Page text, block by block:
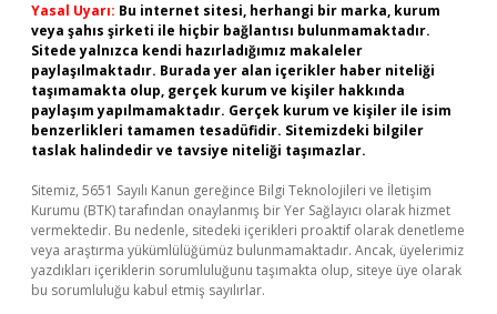
Yasal Uyarı: Bu internet sitesi, herhangi bir marka, kurum
veya şahıs şirketi ile hiçbir bağlantısı bulunmamaktadır.
Sitede yalnızca kendi hazırladığımız makaleler
paylaşılmaktadır. Burada yer alan içerikler haber niteliği
taşımamakta olup, gerçek kurum ve kişiler hakkında
paylaşım yapılmamaktadır. Gerçek kurum ve kişiler ile isim
benzerlikleri tamamen tesadüfidir. Sitemizdeki bilgiler
taslak halindedir ve tavsiye niteliği taşımazlar.
Sitemiz, 5651 Sayılı Kanun gereğince Bilgi Teknolojileri ve İletişim
Kurumu (BTK) tarafından onaylanmış bir Yer Sağlayıcı olarak hizmet
vermektedir. Bu nedenle, sitedeki içerikleri proaktif olarak denetleme
veya araştırma yükümlülüğümüz bulunmamaktadır. Ancak, üyelerimiz
yazdıkları içeriklerin sorumluluğunu taşımakta olup, siteye üye olarak
bu sorumluluğu kabul etmiş sayılırlar.